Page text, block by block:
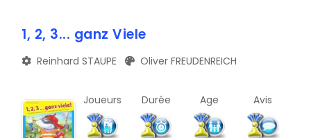
E
Q
CONTACT
1, 2, 3... ganz Viele
Reinhard STAUPE Oliver FREUDENREICH
Joueurs Durée Age Avis